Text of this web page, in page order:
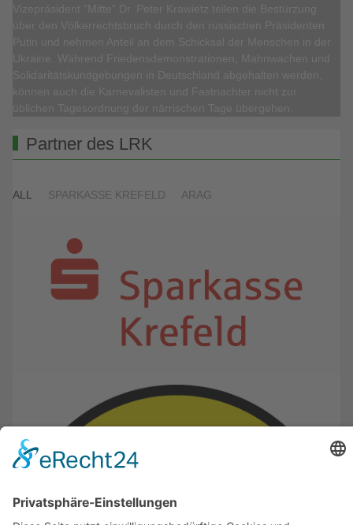
Partner des LRK
ALL SPARKASSE KREFELD ARAG